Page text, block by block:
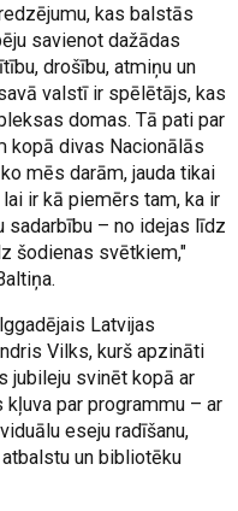
kas balstās
savienot dažādas
drošību, atmiņu un
valstī ir spēlētājs, kas
domas. Tā pati par
kopā divas Nacionālās
mēs darām, jauda tikai
ir kā piemērs tam, ka ir
sadarbību – no idejas līdz
šodienas svētkiem,"
Latvijas
Vilks, kurš apzināti
jubileju svinēt kopā ar
par programmu – ar
eseju radīšanu,
un bibliotēku